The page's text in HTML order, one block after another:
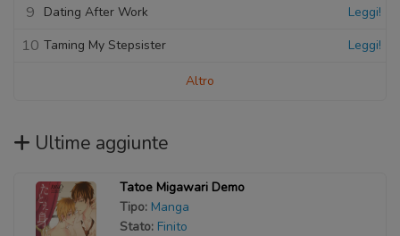
9 Dating After Work Leggi!
10 Taming My Stepsister Leggi!
Altro
Ultime aggiunte
Tatoe Migawari Demo
Tipo: Manga
Stato: Finito